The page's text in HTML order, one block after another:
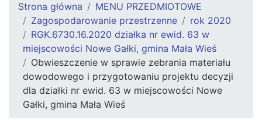
Strona główna
MENU PRZEDMIOTOWE
Zagospodarowanie przestrzenne
rok 2020
RGK.6730.16.2020 działka nr ewid. 63 w
miejscowości Nowe Gałki, gmina Mała Wieś
Obwieszczenie w sprawie zebrania materiału
dowodowego i przygotowaniu projektu decyzji
dla działki nr ewid. 63 w miejscowości Nowe
Gałki, gmina Mała Wieś